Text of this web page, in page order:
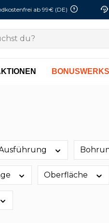
ab 99€ (DE)
Oberfläche